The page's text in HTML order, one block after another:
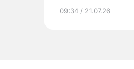
09:34 / 21.07.26